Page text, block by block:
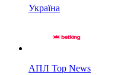
Україна
АПЛ Top News